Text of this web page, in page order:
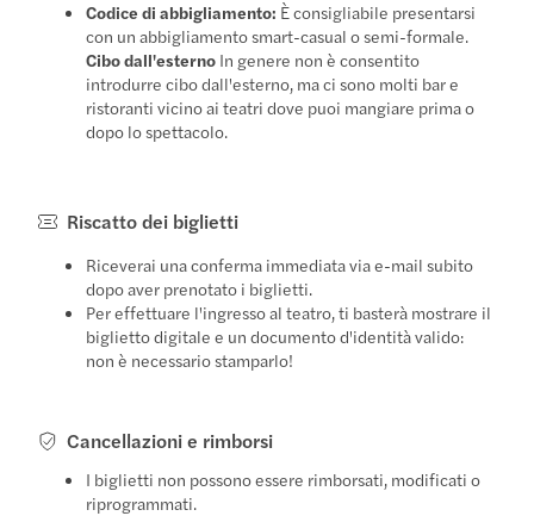
Codice di abbigliamento: È consigliabile presentarsi
con un abbigliamento smart-casual o semi-formale.
Cibo dall'esterno In genere non è consentito
introdurre cibo dall'esterno, ma ci sono molti bar e
ristoranti vicino ai teatri dove puoi mangiare prima o
dopo lo spettacolo.
Riscatto dei biglietti
Riceverai una conferma immediata via e-mail subito
dopo aver prenotato i biglietti.
Per effettuare l'ingresso al teatro, ti basterà mostrare il
biglietto digitale e un documento d'identità valido:
non è necessario stamparlo!
Cancellazioni e rimborsi
I biglietti non possono essere rimborsati, modificati o
riprogrammati.